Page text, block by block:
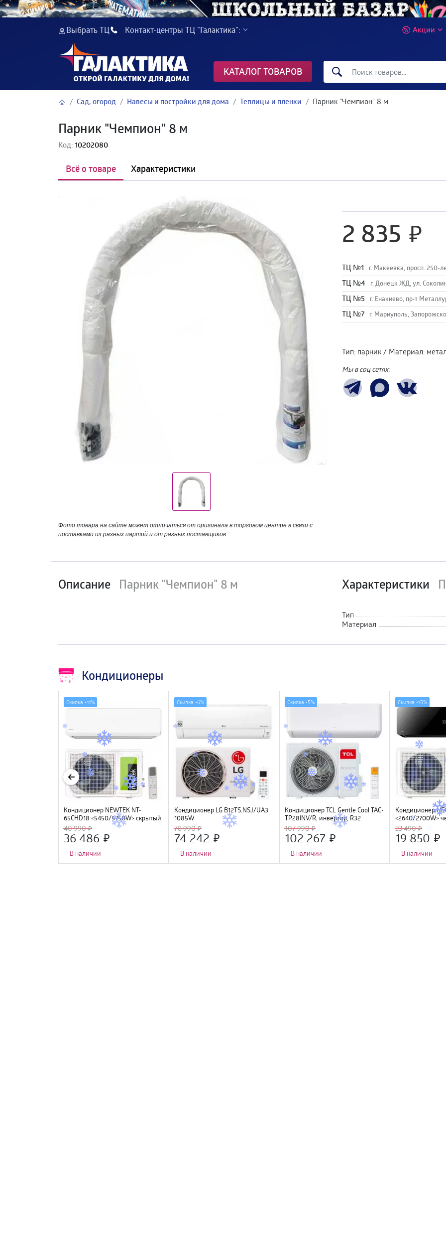
Выбрать ТЦ Контакт-центры ТЦ "Галактика": Акции
КАТАЛОГ ТОВАРОВ
Сад, огород Навесы и постройки для дома Теплицы и пленки Парник "Чемпион" 8 м
Парник "Чемпион" 8 м
Код:10202080
Всё о товаре Характеристики
Фото товара на сайте может отличаться от оригинала в торговом центре в связи с
поставками из разных партий и от разных поставщиков.
2 835
TЦ №1 г. Макеевка, просп. 250-
TЦ №4 г. Донецк ЖД, ул.
TЦ №5 г. Енакиево, пр-т
ТЦ №7 г. Мариуполь,
Тип: парник / Материал:
Мы в соц сетях:
Описание Парник "Чемпион" 8 м Характеристики
Тип
Материал
Кондиционеры
Кондиционер NEWTEK NT-
65CHD18 <5450/5750W> скрытый
LED дисплей, Golden Fin, R410A,
компрессор GMCC
40 990
36 486
В наличии
Скидка -11%
Кондиционер LG B12TS.NSJ/UA3
1085W
78 990
74 242
В наличии
Скидка -6%
Кондиционер TCL Gentle Cool TAC-
TP28INV/R, инвертор, R32
107 990
102 267
В наличии
Скидка -5%
Кондиционер
<2640/2700W>
LED дисплей,
компрессор GMCC
23 490
19 850
В наличии
Скидка -15%